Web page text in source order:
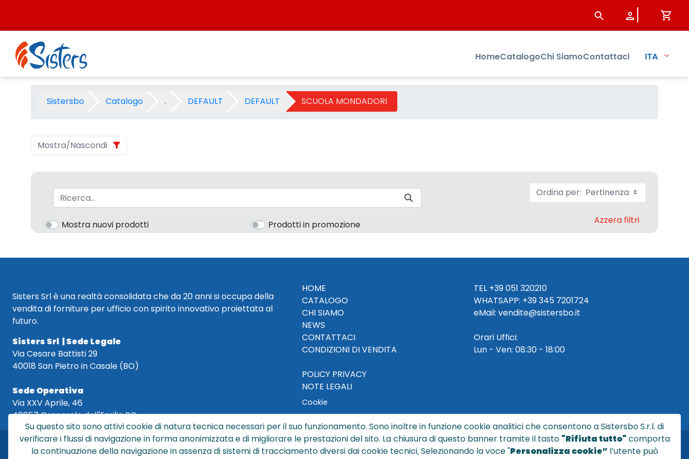
SCUOLA MONDADORI 1999 - Categoria - Sistersbo
HomeCatalogoChi SiamoContattaci ITA
Sistersbo Catalogo . DEFAULT DEFAULT SCUOLA MONDADORI
Mostra/Nascondi
Barra di ricerca
Mostra nuovi prodotti Prodotti in promozione
Ordina per: Pertinenza
Azzera filtri
Sisters Srl è una realtà consolidata che da 20 anni si occupa della
vendita di forniture per ufficio con spirito innovativo proiettata al
futuro.
Sisters Srl | Sede Legale
Via Cesare Battisti 29
40018 San Pietro in Casale (BO)
Sede Operativa
Via XXV Aprile, 46
40057 Granarolo dell'Emilia BO
HOME
CATALOGO
CHI SIAMO
NEWS
CONTATTACI
CONDIZIONI DI VENDITA
POLICY PRIVACY
NOTE LEGALI
Cookie
TEL +39 051 320210
WHATSAPP: +39345 7201724
eMail: vendite@sistersbo.it
Orari Uffici:
Lun - Ven: 08:30 - 18:00
© Copyright 2024 by Sisters S.r.l. - All rights reserved
Sisters S.r.l. - R.I. BO - N. REA 429992 - PEC sisterssrl@legalmail.it
Su questo sito sono attivi cookie di natura tecnica necessari per il suo funzionamento. Sono inoltre in funzione cookie analitici che consentono a Sistersbo S.r.l. di
verificare i flussi di navigazione in forma anonimizzata e di migliorare le prestazioni del sito. La chiusura di questo banner tramite il tasto "Rifiuta tutto" comporta
la continuazione della navigazione in assenza di sistemi di tracciamento diversi dai cookie tecnici. Selezionando la voce "Personalizza cookie”l’utente può